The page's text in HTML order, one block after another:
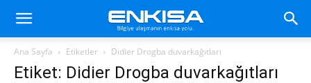
Ana Sayfa Etiketler Didier Drogba duvarkağıtları
Etiket: Didier Drogba duvarkağıtları